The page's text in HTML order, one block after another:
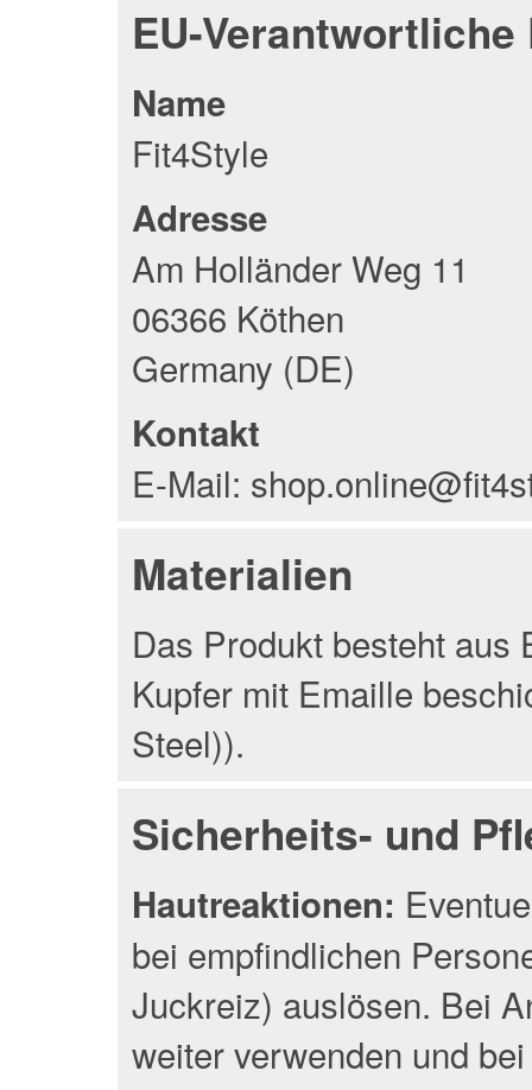
EU-Verantwortliche
Name
Fit4Style
Adresse
Am Holländer Weg 11
06366 Köthen
Germany (DE)
Kontakt
E-Mail:
Materialien
Das Produkt besteht aus
Kupfer mit Emaille
Steel)).
Sicherheits- und
Hautreaktionen:
bei empfindlichen
Juckreiz) auslösen. Bei
weiter verwenden und